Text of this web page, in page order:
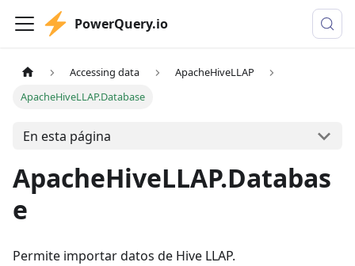
PowerQuery.io
Accessing data
ApacheHiveLLAP
ApacheHiveLLAP.Database
En esta página
ApacheHiveLLAP.Databas
e
Permite importar datos de Hive LLAP.